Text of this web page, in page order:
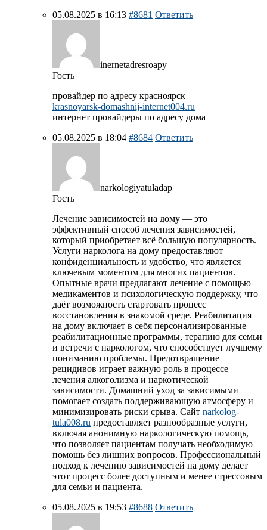
05.08.2025 в 16:13 #8681 Ответить
inernetadresroapy
Гость
провайдер по адресу красноярск
krasnoyarsk-domashnij-internet004.ru
интернет провайдеры по адресу дома
05.08.2025 в 18:04 #8684 Ответить
narkologiyatuladap
Гость
Лечение зависимостей на дому — это
эффективный способ лечения зависимостей,
который приобретает всё большую популярность.
Услуги нарколога на дому предоставляют
конфиденциальность и удобство, что является
ключевым моментом для многих пациентов.
Опытные врачи предлагают лечение с помощью
медикаментов и психологическую поддержку, что
даёт возможность стартовать процесс
восстановления в знакомой среде. Реабилитация
на дому включает в себя персонализированные
реабилитационные программы, терапию для семьи
и встречи с наркологом, что способствует лучшему
пониманию проблемы. Предотвращение
рецидивов играет важную роль в процессе
лечения алкоголизма и наркотической
зависимости. Домашний уход за зависимыми
помогает создать поддерживающую атмосферу и
минимизировать риски срыва. Сайт narkolog-
tula008.ru предоставляет разнообразные услуги,
включая анонимную наркологическую помощь,
что позволяет пациентам получать необходимую
помощь без лишних вопросов. Профессиональный
подход к лечению зависимостей на дому делает
этот процесс более доступным и менее стрессовым
для семьи и пациента.
05.08.2025 в 19:53 #8688 Ответить